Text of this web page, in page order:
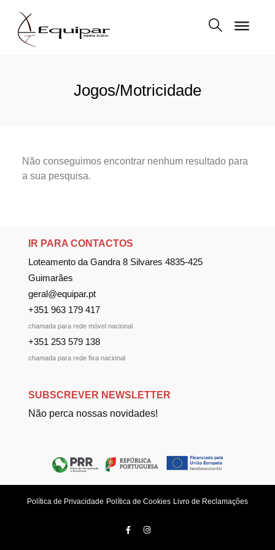
Jogos/Motricidade
Não conseguimos encontrar nenhum resultado para
a sua pesquisa.
IR PARA CONTACTOS
Loteamento da Gandra 8 Silvares 4835-425
Guimarães
geral@equipar.pt
+351 963 179 417
chamada para rede móvel nacional
+351 253 579 138
chamada para rede fixa nacional
SUBSCREVER NEWSLETTER
Não perca nossas novidades!
Política de Privacidade Política de Cookies Livro de Reclamações